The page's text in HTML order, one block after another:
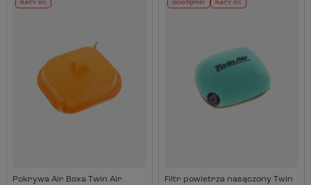
RATY 0%
Pokrywa Air Boxa Twin Air
DOSTĘPNY RATY 0%
Filtr powietrza nasączony Twin